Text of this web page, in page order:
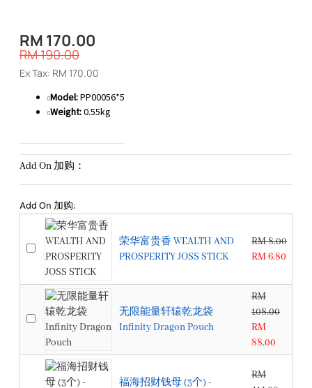
RM 170.00
RM 190.00
Ex Tax: RM 170.00
Model:PP00056*5
Weight:0.55kg
Add On 加购：
Add On 加购:
荣华富贵香 WEALTH AND
PROSPERITY JOSS STICK
RM 8.00
RM 6.80
无限能量轩辕乾龙袋
Infinity Dragon Pouch
RM
108.00
RM
88.00
福海招财钱母 (3个) -
RM